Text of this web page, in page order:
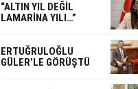
“ALTIN YIL DEĞİL
LAMARİNA YILI…”
ERTUĞRULOĞLU
GÜLER’LE GÖRÜŞTÜ